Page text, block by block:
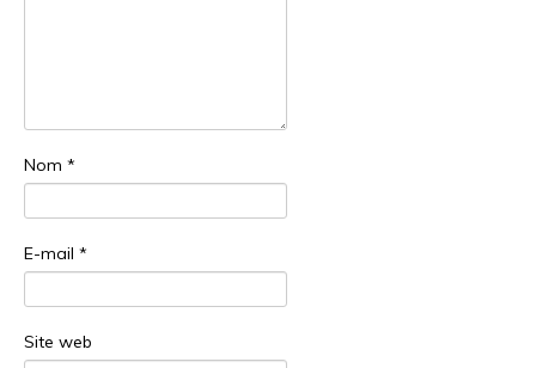
Nom *
E-mail *
Site web